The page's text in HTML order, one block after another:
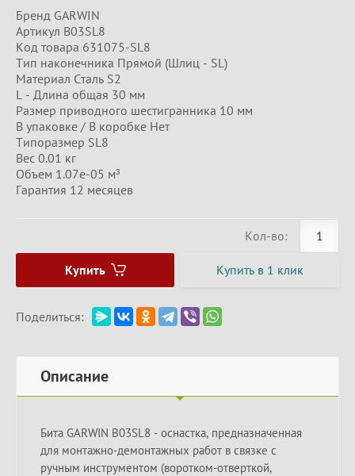
Бренд GARWIN
Артикул B03SL8
Код товара 631075-SL8
Тип наконечника Прямой (Шлиц - SL)
Материал Сталь S2
L - Длина общая 30 мм
Размер приводного шестигранника 10 мм
В упаковке / В коробке Нет
Типоразмер SL8
Вес 0.01 кг
Объем 1.07e-05 м³
Гарантия 12 месяцев
Кол-во:
Купить Купить в 1 клик
Поделиться:
Описание
Бита GARWIN B03SL8 - оснастка, предназначенная
для монтажно-демонтажных работ в связке с
ручным инструментом (воротком-отверткой,